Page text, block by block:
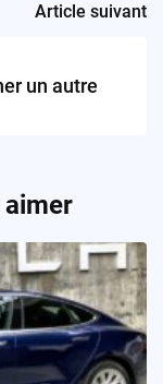
Article suivant
un autre
aimer